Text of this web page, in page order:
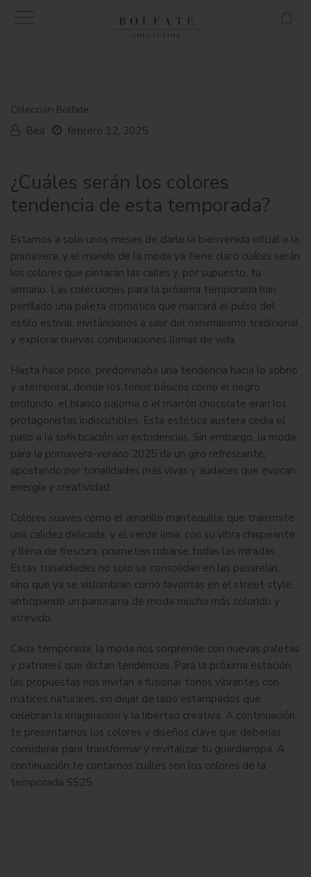
Envío gratuito en pedidos superiores a 160€ en Península.
Colección Bolfate
Bea febrero 12, 2025
¿Cuáles serán los colores
tendencia de esta temporada?
Estamos a solo unos meses de darle la bienvenida oficial a la
primavera, y el mundo de la moda ya tiene claro cuáles serán
los colores que pintarán las calles y, por supuesto, tu
armario. Las colecciones para la próxima temporada han
perfilado una paleta cromática que marcará el pulso del
estilo estival, invitándonos a salir del minimalismo tradicional
y explorar nuevas combinaciones llenas de vida.
Hasta hace poco, predominaba una tendencia hacia lo sobrio
y atemporal, donde los tonos básicos como el negro
profundo, el blanco paloma o el marrón chocolate eran los
protagonistas indiscutibles. Esta estética austera cedía el
paso a la sofisticación sin estridencias. Sin embargo, la moda
para la primavera-verano 2025 da un giro refrescante,
apostando por tonalidades más vivas y audaces que evocan
energía y creatividad.
Colores suaves como el amarillo mantequilla, que transmite
una calidez delicada, y el verde lima, con su vibra chispeante
y llena de frescura, prometen robarse todas las miradas.
Estas tonalidades no solo se consolidan en las pasarelas,
sino que ya se vislumbran como favoritas en el street style,
anticipando un panorama de moda mucho más colorido y
atrevido.
Cada temporada, la moda nos sorprende con nuevas paletas
y patrones que dictan tendencias. Para la próxima estación,
las propuestas nos invitan a fusionar tonos vibrantes con
matices naturales, sin dejar de lado estampados que
celebran la imaginación y la libertad creativa. A continuación,
te presentamos los colores y diseños clave que deberías
considerar para transformar y revitalizar tu guardarropa. A
continuación te contamos cuáles son los colores de la
temporada SS25.